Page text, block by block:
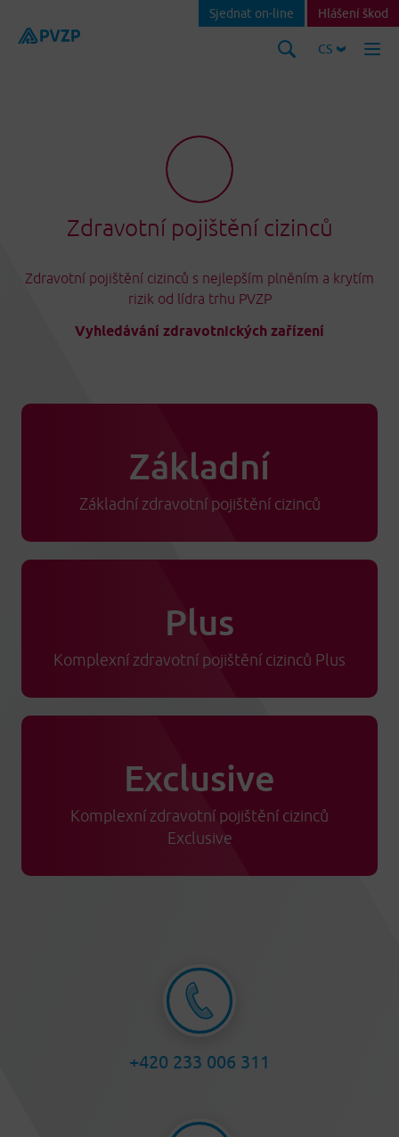
CS
Sjednat on-line Hlášení škod
Zdravotní pojištění cizinců
Zdravotní pojištění cizinců s nejlepším plněním a krytím
rizik od lídra trhu PVZP
Vyhledávání zdravotnických zařízení
Základní
Základní zdravotní pojištění cizinců
Plus
Komplexní zdravotní pojištění cizinců Plus
Exclusive
Komplexní zdravotní pojištění cizinců
Exclusive
+420 233 006 311